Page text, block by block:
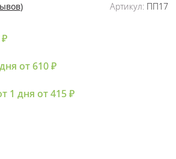
Артикул:ПП17
)
от 610 ₽
1 дня от 415 ₽